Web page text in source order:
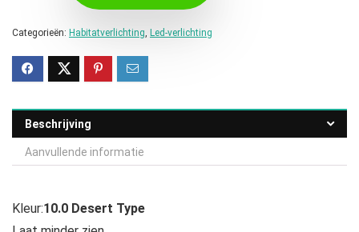
Categorieën: Habitatverlichting Led-verlichting
Beschrijving
Aanvullende informatie
Kleur:10.0 Desert Type